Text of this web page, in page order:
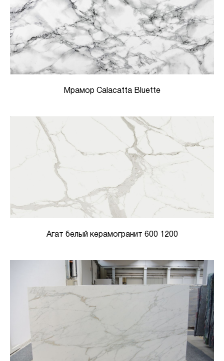
Мрамор Calacatta Bluette
Агат белый керамогранит 600 1200